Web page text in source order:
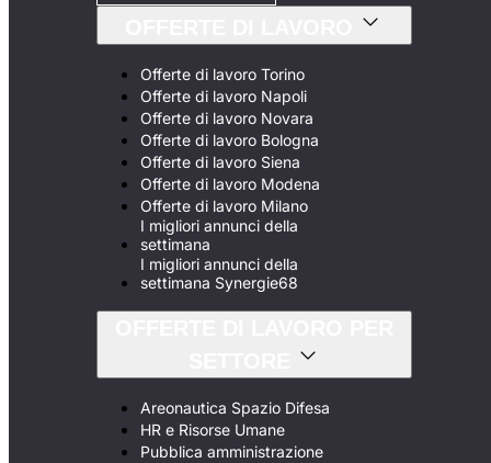
Offerte di lavoro Torino
Offerte di lavoro Napoli
Offerte di lavoro Novara
Offerte di lavoro Bologna
Offerte di lavoro Siena
Offerte di lavoro Modena
Offerte di lavoro Milano
I migliori annunci della
settimana
I migliori annunci della
settimana Synergie68
Areonautica Spazio Difesa
HR e Risorse Umane
Pubblica amministrazione